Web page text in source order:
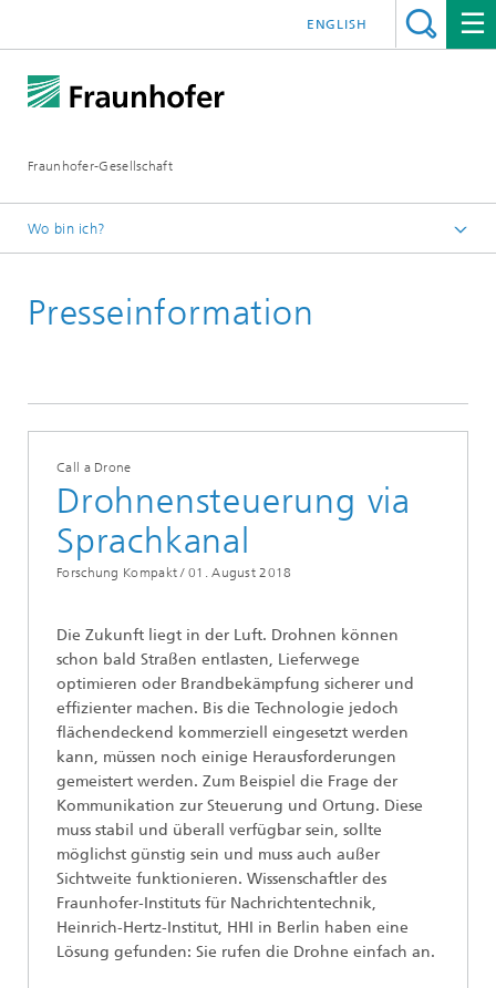
Fraunhofer-Gesellschaft
ENGLISH
Wo bin ich?
Presseinformationen
Presseinformation
Call a Drone
Drohnensteuerung via
Sprachkanal
Forschung Kompakt / 01. August 2018
Die Zukunft liegt in der Luft. Drohnen können
schon bald Straßen entlasten, Lieferwege
optimieren oder Brandbekämpfung sicherer und
effizienter machen. Bis die Technologie jedoch
flächendeckend kommerziell eingesetzt werden
kann, müssen noch einige Herausforderungen
gemeistert werden. Zum Beispiel die Frage der
Kommunikation zur Steuerung und Ortung. Diese
muss stabil und überall verfügbar sein, sollte
möglichst günstig sein und muss auch außer
Sichtweite funktionieren. Wissenschaftler des
Fraunhofer-Instituts für Nachrichtentechnik,
Heinrich-Hertz-Institut, HHI in Berlin haben eine
Lösung gefunden: Sie rufen die Drohne einfach an.